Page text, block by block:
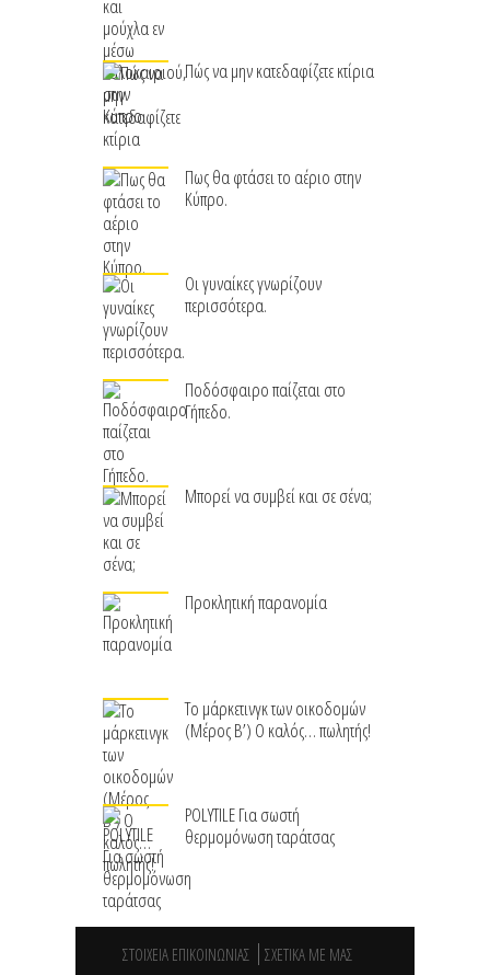
Πώς να μην κατεδαφίζετε κτίρια
Πως θα φτάσει το αέριο στην
Κύπρο.
Οι γυναίκες γνωρίζουν
περισσότερα.
Ποδόσφαιρο παίζεται στο
Γήπεδο.
Μπορεί να συμβεί και σε σένα;
Προκλητική παρανομία
Το μάρκετινγκ των οικοδομών
(Μέρος Β’) Ο καλός… πωλητής!
POLYTILE Για σωστή
θερμομόνωση ταράτσας
ΣΤΟΙΧΕΙΑ ΕΠΙΚΟΙΝΩΝΙΑΣ ΣΧΕΤΙΚΑ ΜΕ ΜΑΣ